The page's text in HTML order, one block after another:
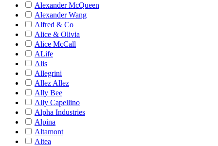
Alexander McQueen
Alexander Wang
Alfred & Co
Alice & Olivia
Alice McCall
ALife
Alis
Allegrini
Allez Allez
Ally Bee
Ally Capellino
Alpha Industries
Alpina
Altamont
Altea